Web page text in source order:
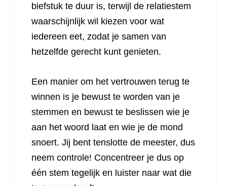
biefstuk te duur is, terwijl de relatiestem
waarschijnlijk wil kiezen voor wat
iedereen eet, zodat je samen van
hetzelfde gerecht kunt genieten.
Een manier om het vertrouwen terug te
winnen is je bewust te worden van je
stemmen en bewust te beslissen wie je
aan het woord laat en wie je de mond
snoert. Jij bent tenslotte de meester, dus
neem controle! Concentreer je dus op
één stem tegelijk en luister naar wat die